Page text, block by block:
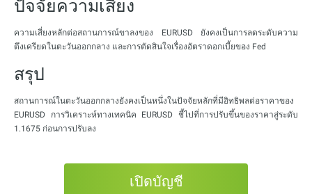
ปัจจัยความเสี่ยง
ความเสี่ยงหลักต่อสถานการณ์ขาลงของ EURUSD ยังคงเป็นการลดระดับความ
ตึงเครียดในตะวันออกกลาง และการตัดสินใจเรื่องอัตราดอกเบี้ยของ Fed
สรุป
สถานการณ์ในตะวันออกกลางยังคงเป็นหนึ่งในปัจจัยหลักที่มีอิทธิพลต่อราคาของ
EURUSD การวิเคราะห์ทางเทคนิค EURUSD ชี้ไปที่การปรับขึ้นของราคาสู่ระดับ
1.1675 ก่อนการปรับลง
เปิดบัญชี